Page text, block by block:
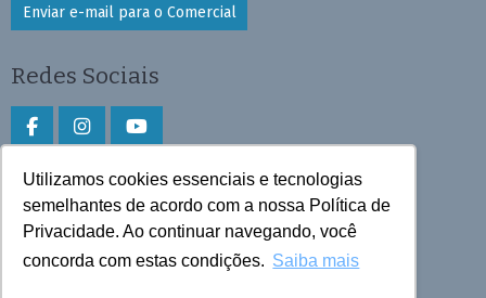
Utilizamos cookies essenciais e tecnologias
semelhantes de acordo com a nossa Política de
Privacidade. Ao continuar navegando, você
concorda com estas condições. Saiba mais
Enviar e-mail para o Comercial
Redes Sociais
Faça download do aplicativo
Play Store e App Store